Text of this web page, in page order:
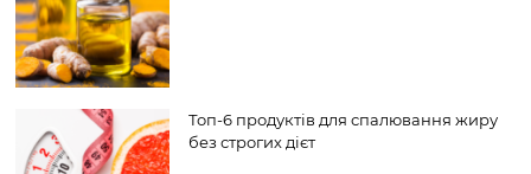
Топ-6 продуктів для спалювання жиру
без строгих дієт